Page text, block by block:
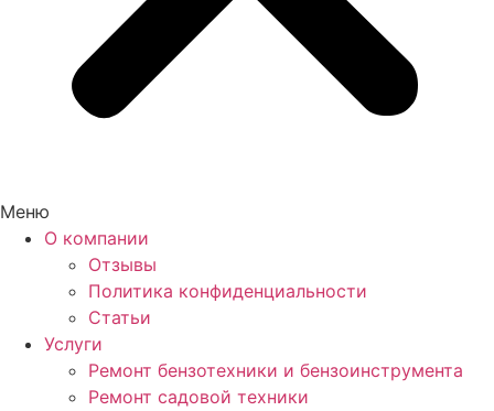
Меню
О компании
Отзывы
Политика конфиденциальности
Статьи
Услуги
Ремонт бензотехники и бензоинструмента
Ремонт садовой техники